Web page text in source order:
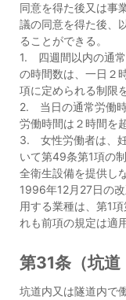
同意を得た後又は事
議の同意を得た後、
ることができる。
1. 四週間以内の通
の時間数は、一日２
項に定められる制限
2. 当日の通常労働
労働時間は２時間を
3. 女性労働者は、
いて第49条第1項の
全衛生設備を提供し
1996年12月27日の
用する業種は、第1
れも前項の規定は適
第31条（坑道
坑道内又は隧道内で